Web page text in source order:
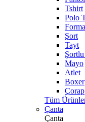
Tshirt
Polo
Forma
Şort
Tayt
Mayo
Atlet
Boxer
Çorap
Tüm
Çanta
Çanta